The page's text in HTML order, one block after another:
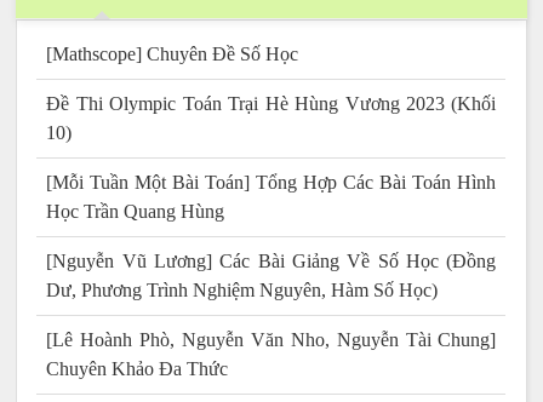
[Mathscope] Chuyên Đề Số Học
Đề Thi Olympic Toán Trại Hè Hùng Vương 2023 (Khối
10)
[Mỗi Tuần Một Bài Toán] Tổng Hợp Các Bài Toán Hình
Học Trần Quang Hùng
[Nguyễn Vũ Lương] Các Bài Giảng Về Số Học (Đồng
Dư, Phương Trình Nghiệm Nguyên, Hàm Số Học)
[Lê Hoành Phò, Nguyễn Văn Nho, Nguyễn Tài Chung]
Chuyên Khảo Đa Thức